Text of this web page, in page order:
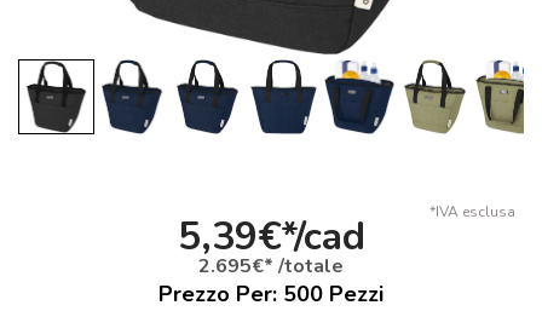
*IVA esclusa
5,39€*/cad
2.695€* /totale
Prezzo Per: 500 Pezzi